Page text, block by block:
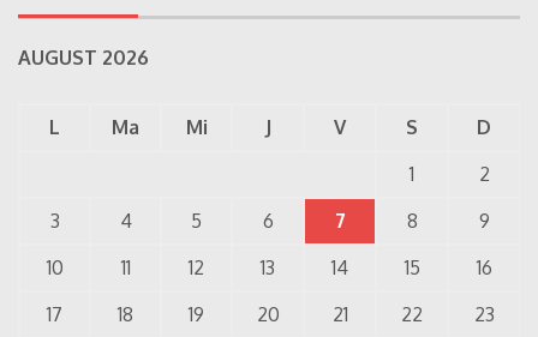
AUGUST 2026
L Ma Mi J V S
D
1
2
3
4 5 6 7 8
9
10
11 12 13 14 15
16
17
18 19 20 21 22
23